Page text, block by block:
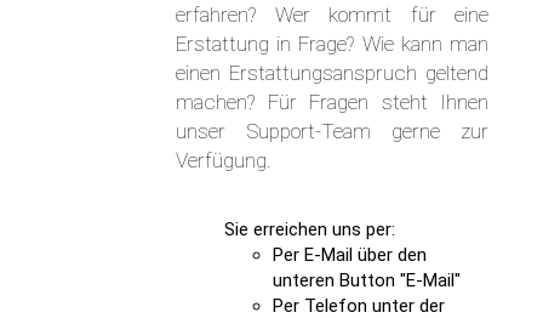
erfahren? Wer kommt für eine
Erstattung in Frage? Wie kann man
einen Erstattungsanspruch geltend
machen? Für Fragen steht Ihnen
unser Support-Team gerne zur
Verfügung.
Sie erreichen uns per:
Per E-Mail über den
unteren Button "E-Mail"
Per Telefon unter der